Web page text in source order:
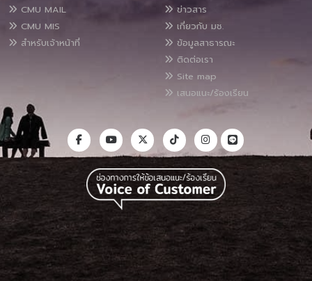
CMU MAIL
CMU MIS
สำหรับเจ้าหน้าที่
ข่าวสาร
เกี่ยวกับ มช.
ข้อมูลสาธารณะ
ติดต่อเรา
Site map
เสนอแนะ/ร้องเรียน